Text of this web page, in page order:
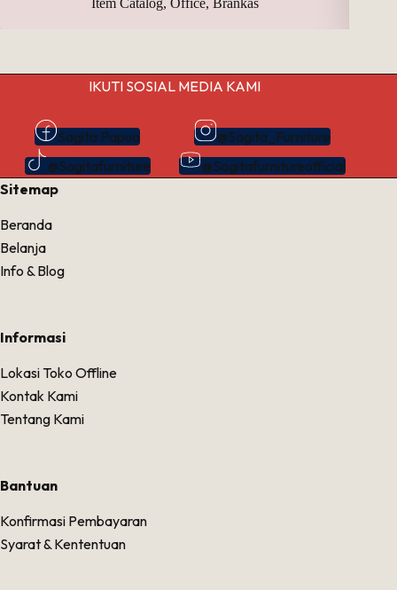
Item Catalog, Office, Brankas
IKUTI SOSIAL MEDIA KAMI
Sagita Papua
@Sagita_Furniture
@Sagitafurniture
@Sagitafurnitureofficial
Sitemap
Beranda
Belanja
Info & Blog
Informasi
Lokasi Toko Offline
Kontak Kami
Tentang Kami
Bantuan
Konfirmasi Pembayaran
Syarat & Kententuan